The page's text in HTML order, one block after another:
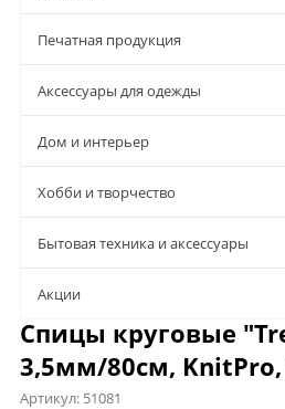
Печатная продукция
Аксессуары для одежды
Дом и интерьер
Хобби и творчество
Бытовая техника и аксессуары
Aкции
Спицы круговые
3,5мм/80см, KnitPro,
Артикул: 51081